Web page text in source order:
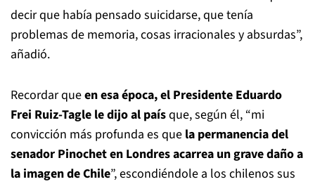
decir que había pensado suicidarse, que tenía
problemas de memoria, cosas irracionales y absurdas”,
añadió.
Recordar queen esa época, el Presidente Eduardo
Frei Ruiz-Tagle le dijo al paísque, según él, “mi
convicción más profunda es que la permanencia del
senador Pinochet en Londres acarrea un grave daño a
la imagen de Chile”, escondiéndole a los chilenos sus